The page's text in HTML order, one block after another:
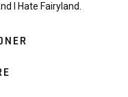
I Hate Fairyland.